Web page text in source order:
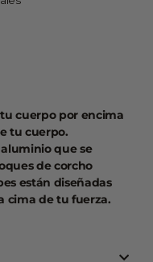
cuerpo por encima
tu cuerpo.
que se
de corcho
están diseñadas
cima de tu fuerza.